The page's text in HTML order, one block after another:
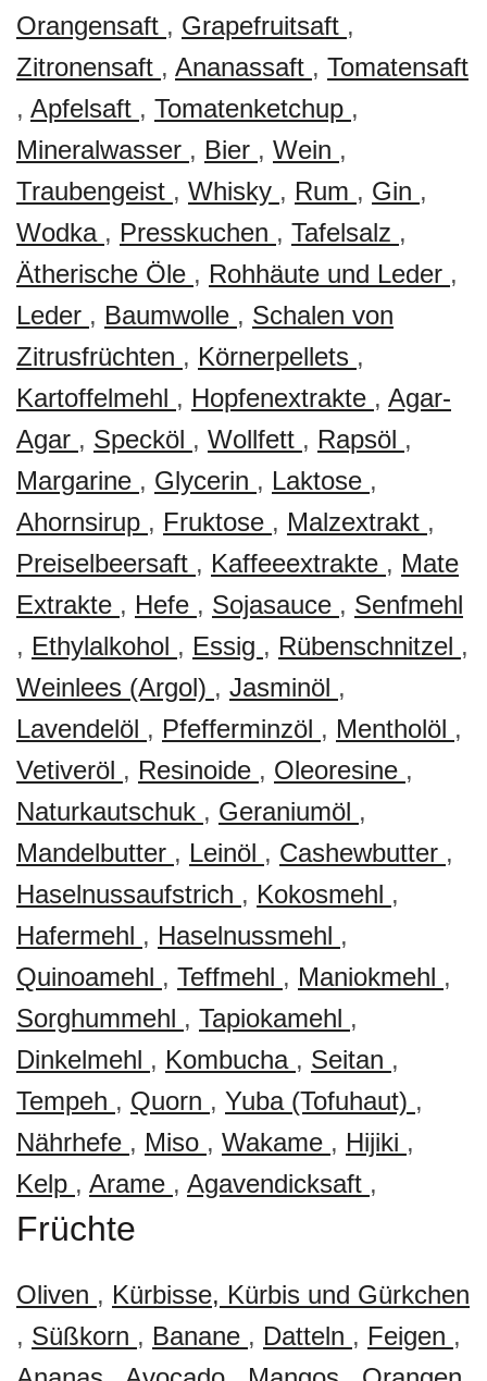
Orangensaft , Grapefruitsaft ,
Zitronensaft , Ananassaft , Tomatensaft
, Apfelsaft , Tomatenketchup ,
Mineralwasser , Bier , Wein ,
Traubengeist , Whisky , Rum , Gin ,
Wodka , Presskuchen , Tafelsalz ,
Ätherische Öle , Rohhäute und Leder ,
Leder , Baumwolle , Schalen von
Zitrusfrüchten , Körnerpellets ,
Kartoffelmehl , Hopfenextrakte , Agar-
Agar , Specköl , Wollfett , Rapsöl ,
Margarine , Glycerin , Laktose ,
Ahornsirup , Fruktose , Malzextrakt ,
Preiselbeersaft , Kaffeeextrakte , Mate
Extrakte , Hefe , Sojasauce , Senfmehl
, Ethylalkohol , Essig , Rübenschnitzel ,
Weinlees (Argol) , Jasminöl ,
Lavendelöl , Pfefferminzöl , Mentholöl ,
Vetiveröl , Resinoide , Oleoresine ,
Naturkautschuk , Geraniumöl ,
Mandelbutter , Leinöl , Cashewbutter ,
Haselnussaufstrich , Kokosmehl ,
Hafermehl , Haselnussmehl ,
Quinoamehl , Teffmehl , Maniokmehl ,
Sorghummehl , Tapiokamehl ,
Dinkelmehl , Kombucha , Seitan ,
Tempeh , Quorn , Yuba (Tofuhaut) ,
Nährhefe , Miso , Wakame , Hijiki ,
Kelp , Arame , Agavendicksaft ,
Früchte
Oliven , Kürbisse, Kürbis und Gürkchen
, Süßkorn , Banane , Datteln , Feigen ,